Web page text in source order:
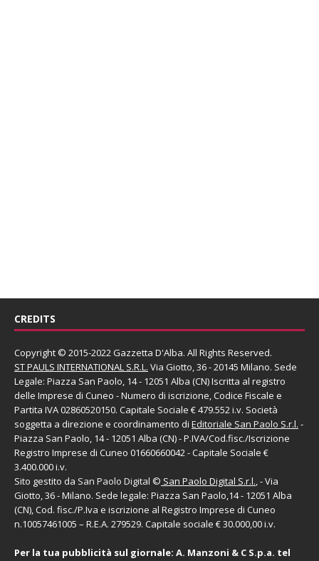
CREDITS
Copyright © 2015-2022 Gazzetta D'Alba. All Rights Reserved.
ST PAULS INTERNATIONAL S.R.L. Via Giotto, 36 - 20145 Milano. Sede
Legale: Piazza San Paolo, 14 - 12051 Alba (CN) Iscritta al registro
delle Imprese di Cuneo - Numero di iscrizione, Codice Fiscale e
Partita IVA 02860520150. Capitale Sociale € 479.552 i.v. Società
soggetta a direzione e coordinamento di Editoriale San Paolo S.r.l. -
Piazza San Paolo, 14 - 12051 Alba (CN) - P.IVA/Cod.fisc./Iscrizione
Registro Imprese di Cuneo 01660660042 - Capitale Sociale €
3.400.000 i.v.
Sito gestito da San Paolo Digital © San Paolo Digital S.r.l., - Via
Giotto, 36 - Milano. Sede legale: Piazza San Paolo,14 - 12051 Alba
(CN), Cod. fisc./P.Iva e iscrizione al Registro Imprese di Cuneo
n.10057461005 – R.E.A. 279529. Capitale sociale € 30.000,00 i.v.
Per la tua pubblicità sul giornale: A. Manzoni & C S.p.a. tel